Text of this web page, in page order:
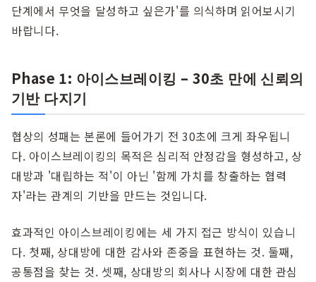
단계에서 무엇을 달성하고 싶은가'를 의식하며 읽어보시기
바랍니다.
Phase 1: 아이스브레이킹 – 30초 만에 신뢰의
기반 다지기
협상의 성패는 본론에 들어가기 전 30초에 크게 좌우됩니
다. 아이스브레이킹의 목적은 심리적 안정감을 형성하고, 상
대방과 '대립하는 적'이 아닌 '함께 가치를 창출하는 협력
자'라는 관계의 기반을 만드는 것입니다.
효과적인 아이스브레이킹에는 세 가지 접근 방식이 있습니
다. 첫째, 상대방에 대한 감사와 존중을 표현하는 것. 둘째,
공통점을 찾는 것. 셋째, 상대방의 회사나 시장에 대한 관심